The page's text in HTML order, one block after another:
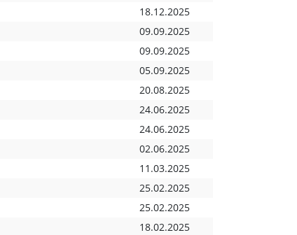
18.12.2025
09.09.2025
09.09.2025
05.09.2025
20.08.2025
24.06.2025
24.06.2025
02.06.2025
11.03.2025
25.02.2025
25.02.2025
18.02.2025